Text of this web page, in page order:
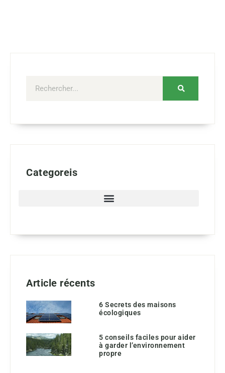
Categoreis
Article récents
6 Secrets des maisons
écologiques
5 conseils faciles pour aider
à garder l’environnement
propre